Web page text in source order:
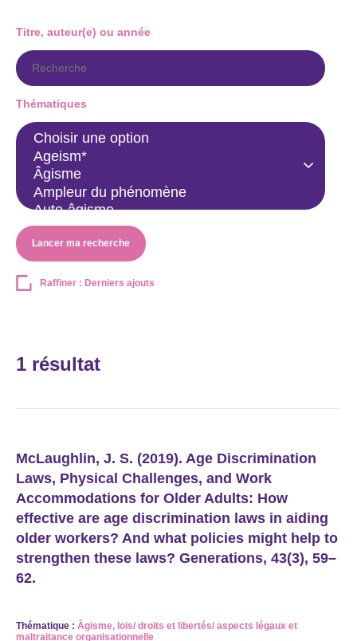
Titre, auteur(e) ou année
Thématiques
Lancer ma recherche
Raffiner : Derniers ajouts
1 résultat
McLaughlin, J. S. (2019). Age Discrimination
Laws, Physical Challenges, and Work
Accommodations for Older Adults: How
effective are age discrimination laws in aiding
older workers? And what policies might help to
strengthen these laws? Generations, 43(3), 59–
62.
Thématique : Âgisme, lois/ droits et libertés/ aspects légaux et
maltraitance organisationnelle